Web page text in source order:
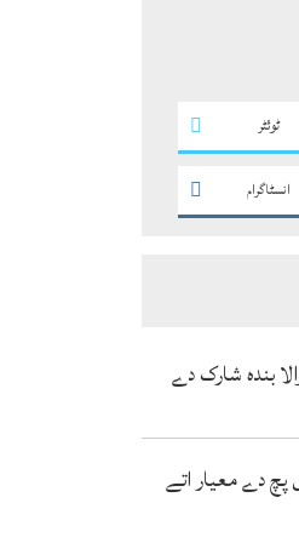
ٹوئٹر
انسٹاگرام
بندہ شارک دے
پچ دے معیار اتے